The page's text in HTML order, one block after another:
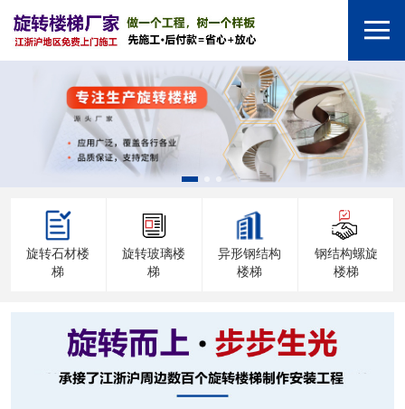
旋转石材楼
梯
旋转玻璃楼
梯
异形钢结构
楼梯
钢结构螺旋
楼梯